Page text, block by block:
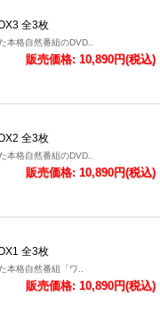
全3枚
本格自然番組のDVD..
販売価格: 10,890円(税込)
全3枚
本格自然番組のDVD..
販売価格: 10,890円(税込)
全3枚
本格自然番組「ワ..
販売価格: 10,890円(税込)